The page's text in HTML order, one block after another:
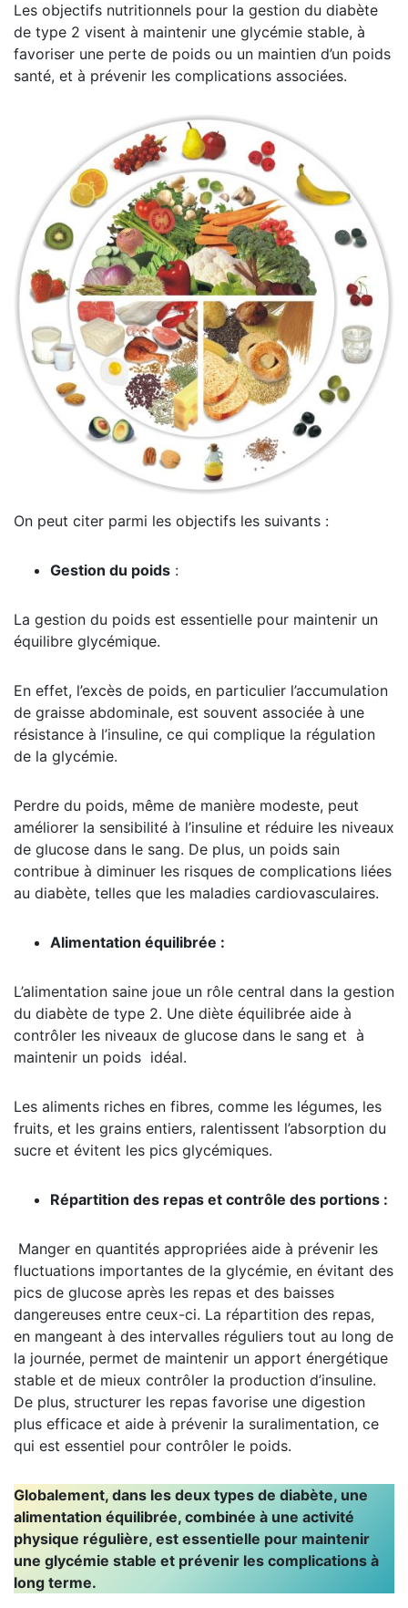
Les objectifs nutritionnels pour la gestion du diabète
de type 2 visent à maintenir une glycémie stable, à
favoriser une perte de poids ou un maintien d’un poids
santé, et à prévenir les complications associées.
On peut citer parmi les objectifs les suivants :
Gestion du poids :
La gestion du poids est essentielle pour maintenir un
équilibre glycémique.
En effet, l’excès de poids, en particulier l’accumulation
de graisse abdominale, est souvent associée à une
résistance à l’insuline, ce qui complique la régulation
de la glycémie.
Perdre du poids, même de manière modeste, peut
améliorer la sensibilité à l’insuline et réduire les niveaux
de glucose dans le sang. De plus, un poids sain
contribue à diminuer les risques de complications liées
au diabète, telles que les maladies cardiovasculaires.
Alimentation équilibrée :
L’alimentation saine joue un rôle central dans la gestion
du diabète de type 2. Une diète équilibrée aide à
contrôler les niveaux de glucose dans le sang et à
maintenir un poids idéal.
Les aliments riches en fibres, comme les légumes, les
fruits, et les grains entiers, ralentissent l’absorption du
sucre et évitent les pics glycémiques.
Répartition des repas et contrôle des portions :
Manger en quantités appropriées aide à prévenir les
fluctuations importantes de la glycémie, en évitant des
pics de glucose après les repas et des baisses
dangereuses entre ceux-ci. La répartition des repas,
en mangeant à des intervalles réguliers tout au long de
la journée, permet de maintenir un apport énergétique
stable et de mieux contrôler la production d’insuline.
De plus, structurer les repas favorise une digestion
plus efficace et aide à prévenir la suralimentation, ce
qui est essentiel pour contrôler le poids.
Globalement, dans les deux types de diabète, une
alimentation équilibrée, combinée à une activité
physique régulière, est essentielle pour maintenir
une glycémie stable et prévenir les complications à
long terme.